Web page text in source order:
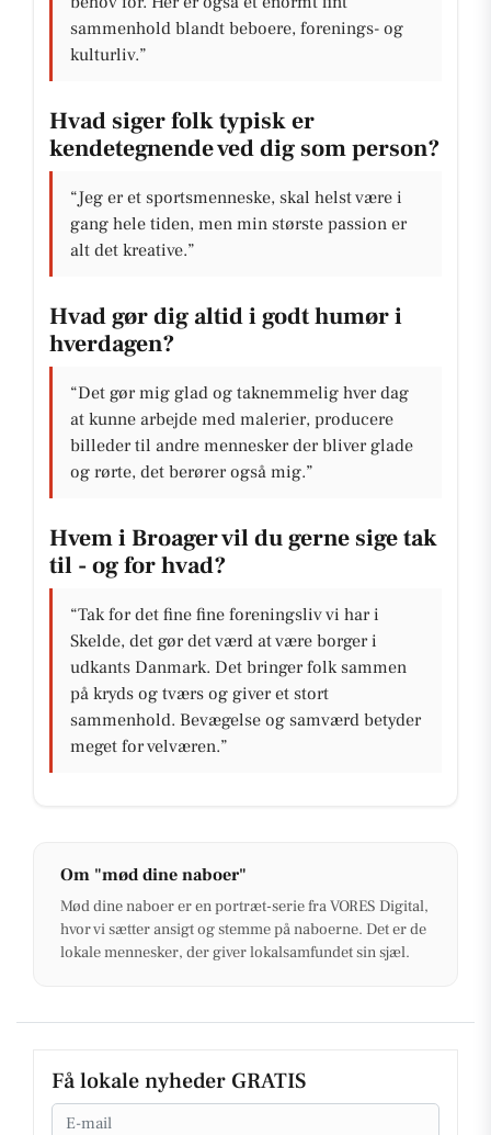
sammenhold blandt beboere, forenings- og
kulturliv.”
Hvad siger folk typisk er
kendetegnende ved dig som person?
“Jeg er et sportsmenneske, skal helst være i
gang hele tiden, men min største passion er
alt det kreative.”
Hvad gør dig altid i godt humør i
hverdagen?
“Det gør mig glad og taknemmelig hver dag
at kunne arbejde med malerier, producere
billeder til andre mennesker der bliver glade
og rørte, det berører også mig.”
Hvem i Broager vil du gerne sige tak
til - og for hvad?
“Tak for det fine fine foreningsliv vi har i
Skelde, det gør det værd at være borger i
udkants Danmark. Det bringer folk sammen
på kryds og tværs og giver et stort
sammenhold. Bevægelse og samværd betyder
meget for velværen.”
Om "mød dine naboer"
Mød dine naboer er en portræt-serie fra VORES Digital,
hvor vi sætter ansigt og stemme på naboerne. Det er de
lokale mennesker, der giver lokalsamfundet sin sjæl.
Få lokale nyheder GRATIS
Email